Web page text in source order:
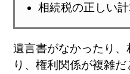
相続税の正しい
遺言書がなかったり
り、権利関係が複雑